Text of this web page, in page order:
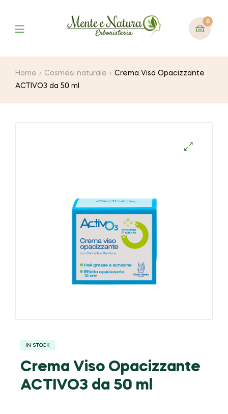
0
Home Cosmesi naturale
Crema Viso Opacizzante
ACTIVO3 da 50 ml
IN STOCK
Crema Viso Opacizzante
ACTIVO3 da 50 ml